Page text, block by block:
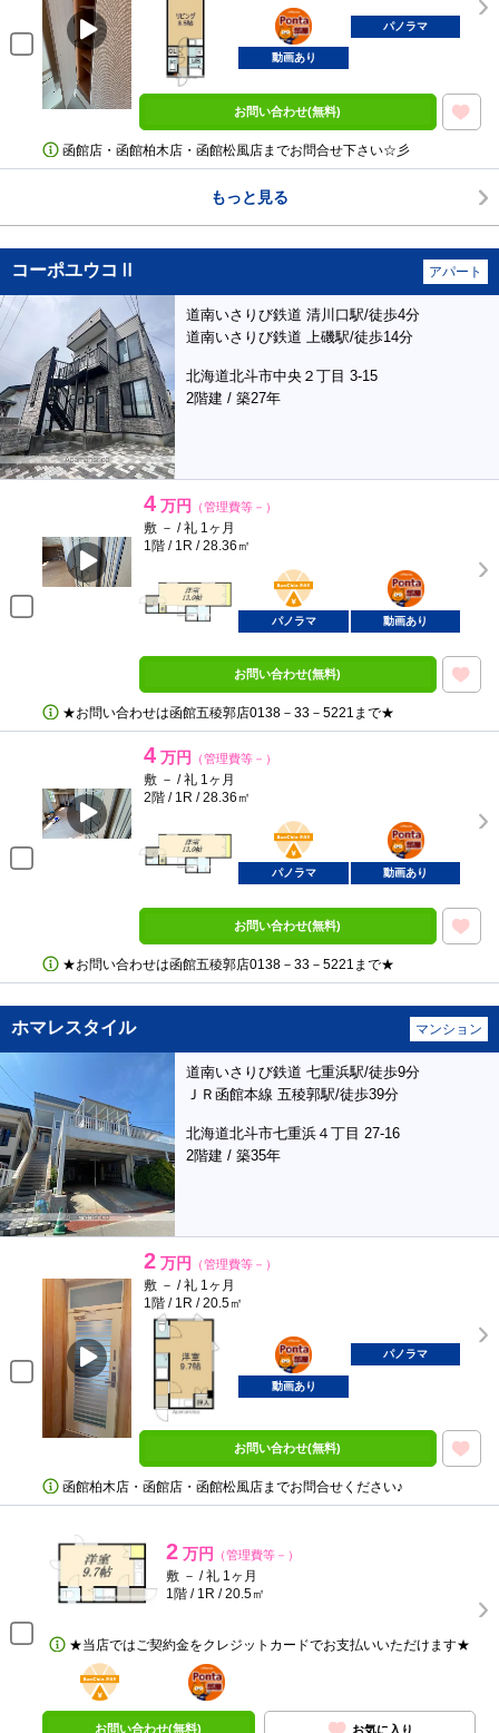
ポンタ
部屋
パノラマ
動画あり
お問い合わせ(無料)
函館店・函館柏木店・函館松風店までお問合せ下さい☆彡
もっと見る
コーポユウコⅡ アパート
道南いさりび鉄道 清川口駅/徒歩4分
道南いさりび鉄道 上磯駅/徒歩14分
北海道北斗市中央２丁目 3-15
2階建 / 築27年
4 万円 （管理費等－）
敷 － / 礼 1ヶ月
1階 / 1R / 28.36㎡
BunChinPAY
ポンタ
部屋
パノラマ 動画あり
お問い合わせ(無料)
★お問い合わせは函館五稜郭店0138－33－5221まで★
4 万円 （管理費等－）
敷 － / 礼 1ヶ月
2階 / 1R / 28.36㎡
BunChinPAY
ポンタ
部屋
パノラマ 動画あり
お問い合わせ(無料)
★お問い合わせは函館五稜郭店0138－33－5221まで★
ホマレスタイル マンション
道南いさりび鉄道 七重浜駅/徒歩9分
ＪＲ函館本線 五稜郭駅/徒歩39分
北海道北斗市七重浜４丁目 27-16
2階建 / 築35年
2 万円 （管理費等－）
敷 － / 礼 1ヶ月
1階 / 1R / 20.5㎡
ポンタ
部屋
パノラマ
動画あり
お問い合わせ(無料)
函館柏木店・函館店・函館松風店までお問合せください♪
2 万円 （管理費等－）
敷 － / 礼 1ヶ月
1階 / 1R / 20.5㎡
★当店ではご契約金をクレジットカードでお支払いいただけます★
BunChinPAY
ポンタ
部屋
お問い合わせ(無料) お気に入り